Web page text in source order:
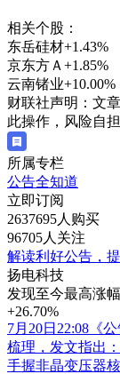
相关个股：
东岳硅材+1.43%
京东方Ａ +1.85%
云南锗业+10.00%
财联社声明：文
此操作，风险自担
所属专栏
公告全知道
立即订阅
2637695人购买
96705人关注
解读利好公告，
扬电科技
发现至今最高涨幅
+26.70%
7月20日22:08《
梳理，发文指出
手握非晶变压器